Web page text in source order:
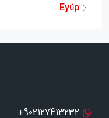
Eyüp
‫902127413232+‫‫